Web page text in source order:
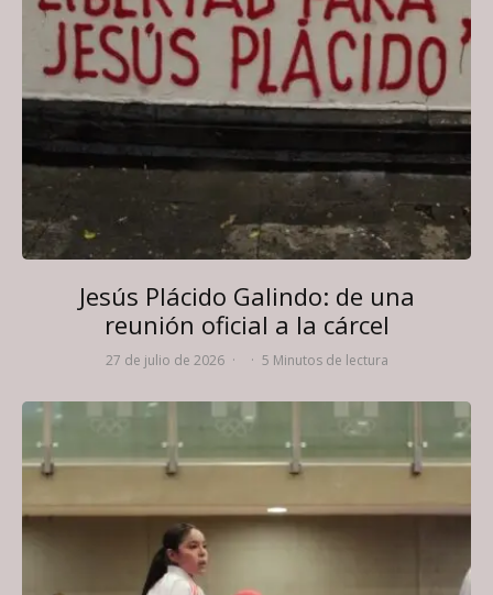
Jesús Plácido Galindo: de una
reunión oficial a la cárcel
27 de julio de 2026 · · 5 Minutos de lectura